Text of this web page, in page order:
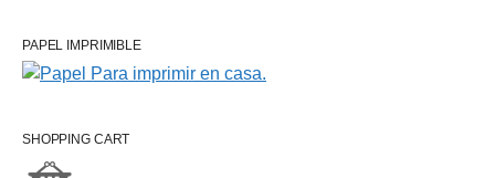
PAPEL IMPRIMIBLE
SHOPPING CART